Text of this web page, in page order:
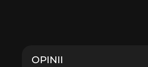
OPINII